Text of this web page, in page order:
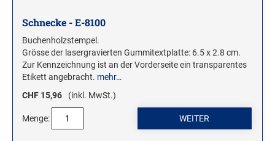
Schnecke - E-8100
Buchenholzstempel.
Grösse der lasergravierten Gummitextplatte: 6.5 x 2.8 cm.
Zur Kennzeichnung ist an der Vorderseite ein transparentes
Etikett angebracht. mehr…
CHF 15,96
(inkl. MwSt.)
Menge: